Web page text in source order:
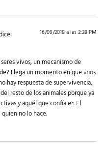
16/09/2018 a las 2:28 PM
vivos, un mecanismo de
Llega un momento en que «nos
hay respuesta de supervivencia,
resto de los animales porque ya
y aquél que confía en El
no lo hace.